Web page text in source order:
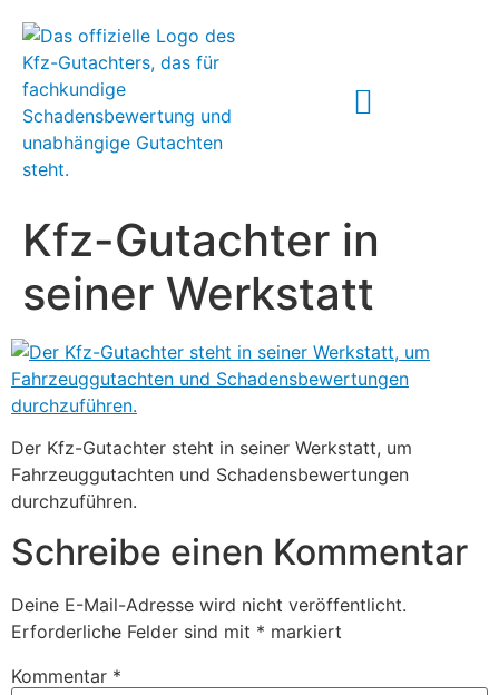
Kfz-Gutachter in
seiner Werkstatt
Der Kfz-Gutachter steht in seiner Werkstatt, um
Fahrzeuggutachten und Schadensbewertungen
durchzuführen.
Schreibe einen Kommentar
Deine E-Mail-Adresse wird nicht veröffentlicht.
Erforderliche Felder sind mit * markiert
Kommentar *